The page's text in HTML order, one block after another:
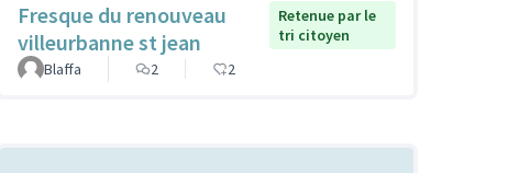
Fresque du renouveau
villeurbanne st jean
Retenue par le
tri citoyen
Blaffa
2 2